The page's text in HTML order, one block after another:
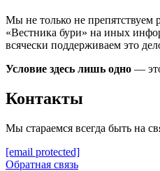
Мы не только не препятствуем
«Вестника бури» на иных
всячески поддерживаем это
Условие здесь лишь одно —
Контакты
Мы стараемся всегда быть на
[email protected]
Обратная связь